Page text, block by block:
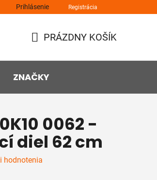
Prihlásenie Registrácia
KOŠÍK
PRÁZDNY KOŠÍK
ZNAČKY
0062 -
diel 62 cm
hodnotenia